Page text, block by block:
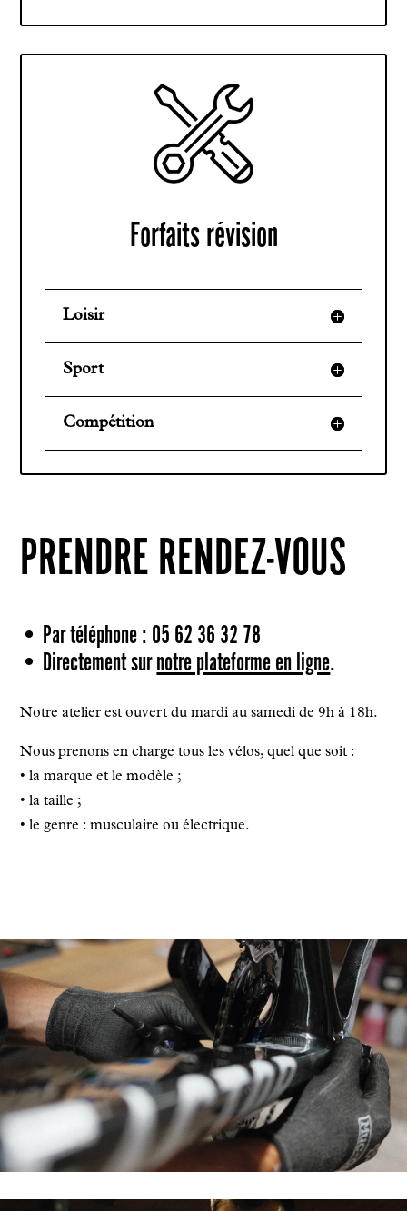
Forfaits révision
Loisir
Sport
Compétition
PRENDRE RENDEZ-VOUS
• Par téléphone : 05 62 36 32 78
• Directement surnotre plateforme en ligne.
Notre atelier est ouvert du mardi au samedi de 9h à 18h.
Nous prenons en charge tous les vélos, quel que soit :
• la marque et le modèle ;
• la taille ;
• le genre : musculaire ou électrique.